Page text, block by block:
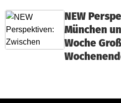
NEW
München
Woche